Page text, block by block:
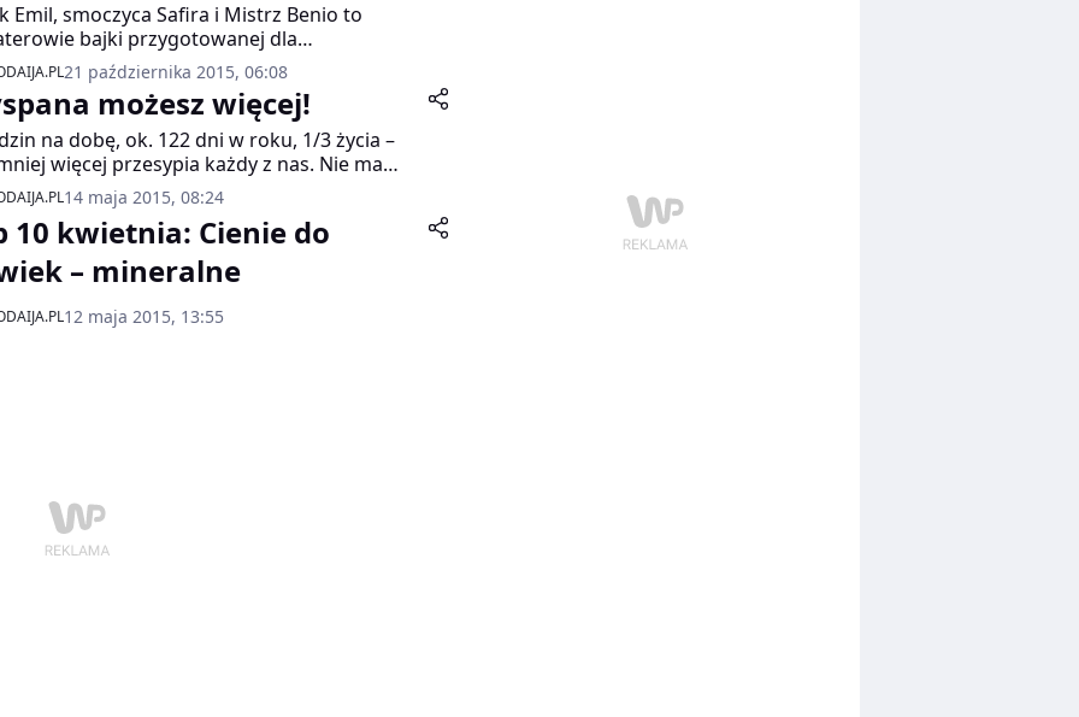
Emil, smoczyca Safira i Mistrz Benio to
bajki przygotowanej dla
miłośników herbacianych smaków
Opowieść do głośnego czytania
uzupełnienie debiutującej na rynku
herbatki TEEKANNE „Cherry Berry”.
dołączył do bogatej kolekcji herbatek z linii
of Fruits.
21 października 2015, 06:08
możesz więcej!
na dobę, ok. 122 dni w roku, 1/3 życia –
więcej przesypia każdy z nas. Nie ma
nic bardziej błędnego niż przekonanie, że
stracony. W czasie snu w organizmie
procesy, bez których nie bylibyśmy w
funkcjonować. Nasz mózg intensywnie
tworząc przestrzeń do nauki, wspomnień
nowych informacji. Niestety z
natłoku spraw, gonitwy myśli, stresu
14 maja 2015, 08:24
10 kwietnia: Cienie do
– mineralne
12 maja 2015, 13:55